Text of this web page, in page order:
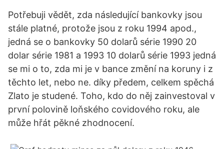
Potřebuji vědět, zda následující bankovky jsou
stále platné, protože jsou z roku 1994 apod.,
jedná se o bankovky 50 dolarů série 1990 20
dolar série 1981 a 1993 10 dolarů série 1993 jedná
se mi o to, zda mi je v bance změní na koruny i z
těchto let, nebo ne. díky předem, celkem spěchá
Zlato je studené. Toho, kdo do něj zainvestoval v
první polovině loňského covidového roku, ale
může hřát pěkné zhodnocení.